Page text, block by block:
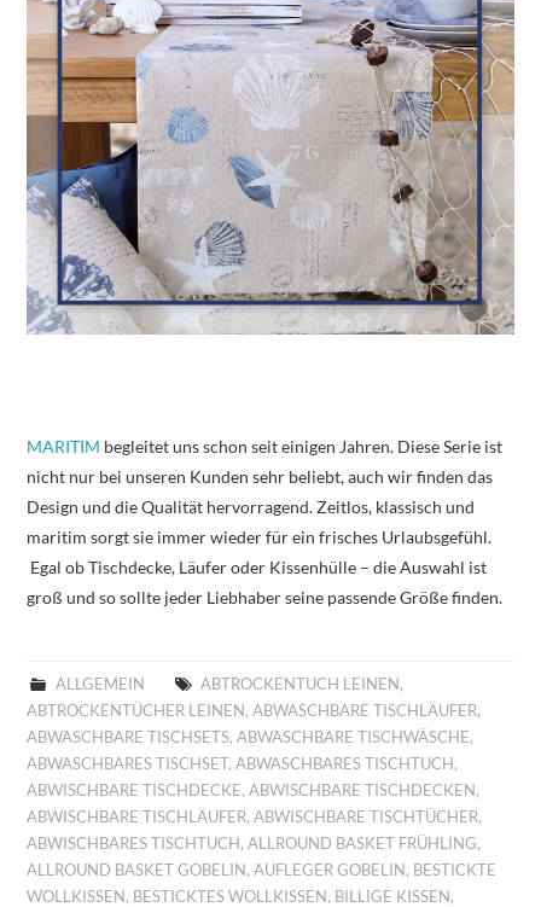
MARITIM begleitet uns schon seit einigen Jahren. Diese Serie ist
nicht nur bei unseren Kunden sehr beliebt, auch wir finden das
Design und die Qualität hervorragend. Zeitlos, klassisch und
maritim sorgt sie immer wieder für ein frisches Urlaubsgefühl.
Egal ob Tischdecke, Läufer oder Kissenhülle – die Auswahl ist
groß und so sollte jeder Liebhaber seine passende Größe finden.
ALLGEMEIN ABTROCKENTUCH LEINEN ,
ABTROCKENTÜCHER LEINEN ,ABWASCHBARE TISCHLÄUFER,
ABWASCHBARE TISCHSETS,ABWASCHBARE TISCHWÄSCHE,
ABWASCHBARES TISCHSET,ABWASCHBARES TISCHTUCH ,
ABWISCHBARE TISCHDECKE,ABWISCHBARE TISCHDECKEN ,
ABWISCHBARE TISCHLÄUFER,ABWISCHBARE TISCHTÜCHER,
ABWISCHBARES TISCHTUCH ,ALLROUND BASKET FRÜHLING,
ALLROUND BASKET GOBELIN ,AUFLEGER GOBELIN , BESTICKTE
WOLLKISSEN , BESTICKTES WOLLKISSEN , BILLIGE KISSEN ,